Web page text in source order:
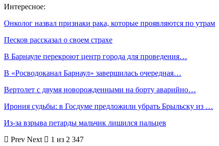
Интересное:
Онколог назвал признаки рака, которые проявляются по утрам
Песков рассказал о своем страхе
В Барнауле перекроют центр города для проведения…
В «Росводоканал Барнаул» завершилась очередная…
Вертолет с двумя новорожденными на борту аварийно…
Ирония судьбы: в Госдуме предложили убрать Брыльску из …
Из-за взрыва петарды мальчик лишился пальцев
Prev Next
1 из 2 347